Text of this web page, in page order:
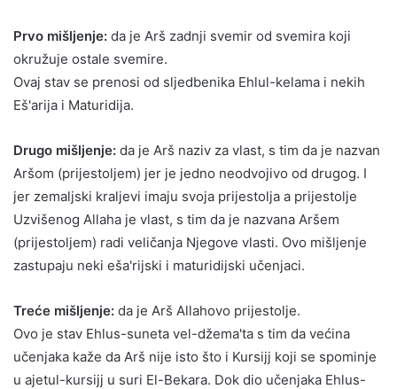
Prvo mišljenje: da je Arš zadnji svemir od svemira koji
okružuje ostale svemire.
Ovaj stav se prenosi od sljedbenika Ehlul-kelama i nekih
Eš'arija i Maturidija.
Drugo mišljenje: da je Arš naziv za vlast, s tim da je nazvan
Aršom (prijestoljem) jer je jedno neodvojivo od drugog. I
jer zemaljski kraljevi imaju svoja prijestolja a prijestolje
Uzvišenog Allaha je vlast, s tim da je nazvana Aršem
(prijestoljem) radi veličanja Njegove vlasti. Ovo mišljenje
zastupaju neki eša'rijski i maturidijski učenjaci.
Treće mišljenje: da je Arš Allahovo prijestolje.
Ovo je stav Ehlus-suneta vel-džema'ta s tim da većina
učenjaka kaže da Arš nije isto što i Kursijj koji se spominje
u ajetul-kursijj u suri El-Bekara. Dok dio učenjaka Ehlus-